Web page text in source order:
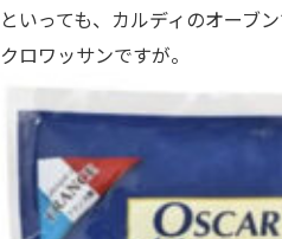
といっても、カルディのオーブ
クロワッサンですが。